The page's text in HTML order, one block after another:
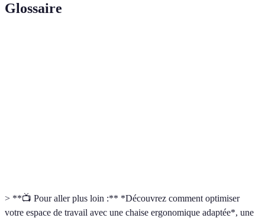
Glossaire
> **📺 Pour aller plus loin :** *Découvrez comment optimiser
votre espace de travail avec une chaise ergonomique adaptée*, une